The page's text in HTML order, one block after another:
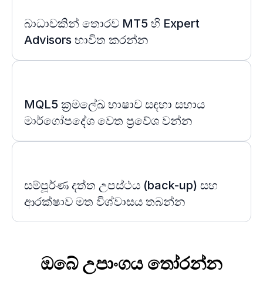
බාධාවකින් තොරව MT5 හි Expert
Advisors භාවිත කරන්න
MQL5 ක්‍රමලේඛ භාෂාව සඳහා සහාය
මාර්ගෝපදේශ වෙත ප්‍රවේශ වන්න
සම්පූර්ණ දත්ත උපස්ථය (back-up) සහ
ආරක්ෂාව මත විශ්වාසය තබන්න
ඔබේ උපාංගය තෝරන්න